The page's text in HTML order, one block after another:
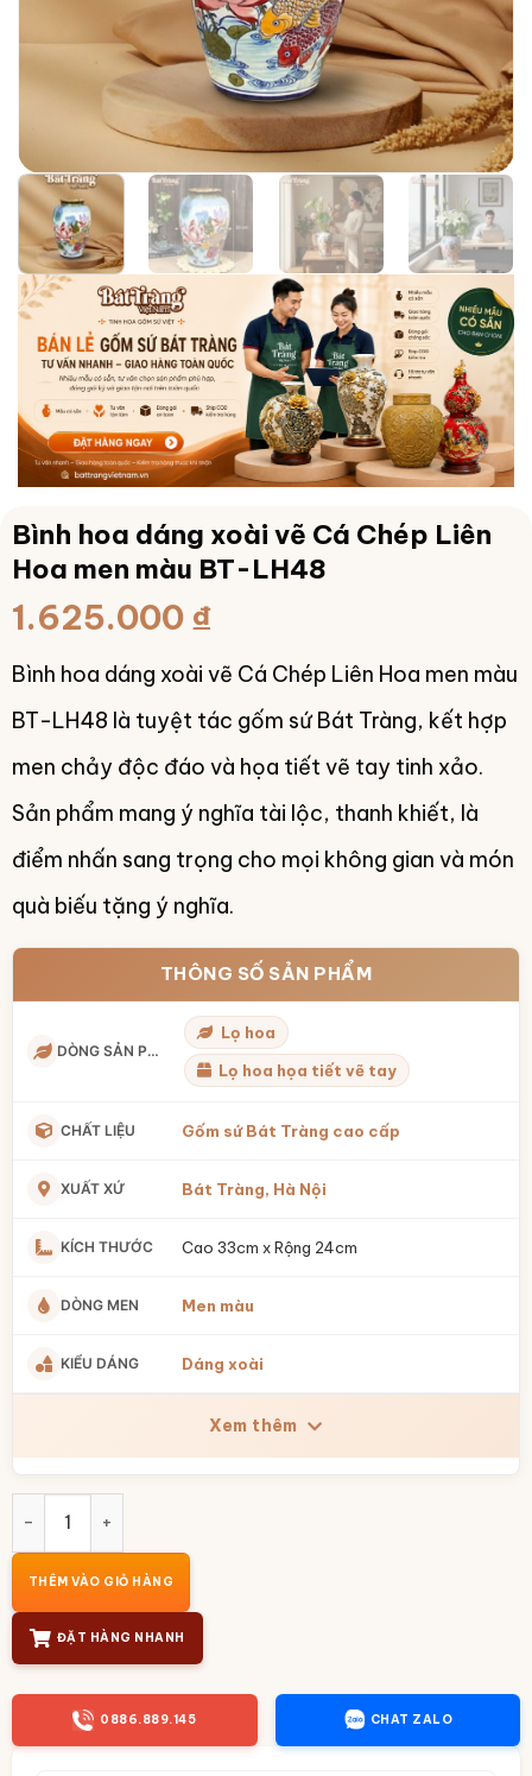
Bình hoa dáng xoài vẽ Cá Chép Liên
Hoa men màu BT-LH48
1.625.000 ₫
Bình hoa dáng xoài vẽ Cá Chép Liên Hoa men màu
BT-LH48 là tuyệt tác gốm sứ Bát Tràng, kết hợp
men chảy độc đáo và họa tiết vẽ tay tinh xảo.
Sản phẩm mang ý nghĩa tài lộc, thanh khiết, là
điểm nhấn sang trọng cho mọi không gian và món
quà biếu tặng ý nghĩa.
THÔNG SỐ SẢN PHẨM
DÒNG SẢN PHẨM
Lọ hoa
Lọ hoa họa tiết vẽ tay
CHẤT LIỆU Gốm sứ Bát Tràng cao cấp
XUẤT XỨ Bát Tràng, Hà Nội
KÍCH THƯỚC Cao 33cm x Rộng 24cm
DÒNG MEN Men màu
KIỂU DÁNG Dáng xoài
Xem thêm
THÊM VÀO GIỎ HÀNG
ĐẶT HÀNG NHANH
0886.889.145 CHAT ZALO